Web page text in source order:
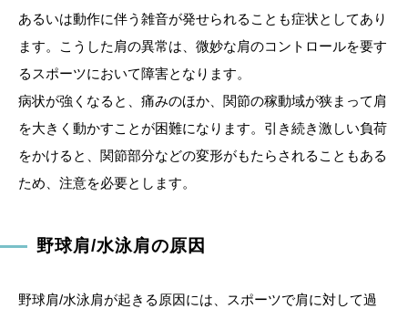
あるいは動作に伴う雑音が発せられることも症状としてあり
ます。こうした肩の異常は、微妙な肩のコントロールを要す
るスポーツにおいて障害となります。
病状が強くなると、痛みのほか、関節の稼動域が狭まって肩
を大きく動かすことが困難になります。引き続き激しい負荷
をかけると、関節部分などの変形がもたらされることもある
ため、注意を必要とします。
野球肩/水泳肩の原因
野球肩/水泳肩が起きる原因には、スポーツで肩に対して過